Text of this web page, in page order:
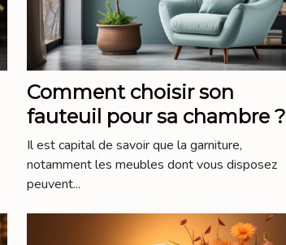
Comment choisir son
fauteuil pour sa chambre ?
Il est capital de savoir que la garniture,
notamment les meubles dont vous disposez
peuvent...